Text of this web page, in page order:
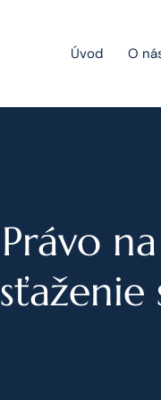
Úvod O
Fúzie a
Právo
Právo
Právo